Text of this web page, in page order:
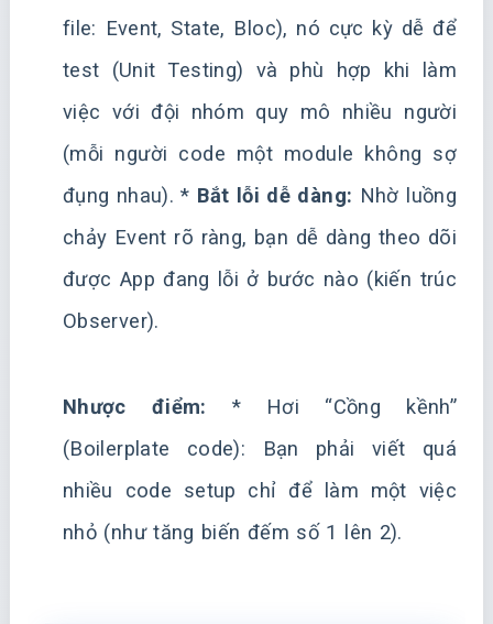
file: Event, State, Bloc), nó cực kỳ dễ để
test (Unit Testing) và phù hợp khi làm
việc với đội nhóm quy mô nhiều người
(mỗi người code một module không sợ
đụng nhau). * Bắt lỗi dễ dàng: Nhờ luồng
chảy Event rõ ràng, bạn dễ dàng theo dõi
được App đang lỗi ở bước nào (kiến trúc
Observer).
Nhược điểm: * Hơi “Cồng kềnh”
(Boilerplate code): Bạn phải viết quá
nhiều code setup chỉ để làm một việc
nhỏ (như tăng biến đếm số 1 lên 2).